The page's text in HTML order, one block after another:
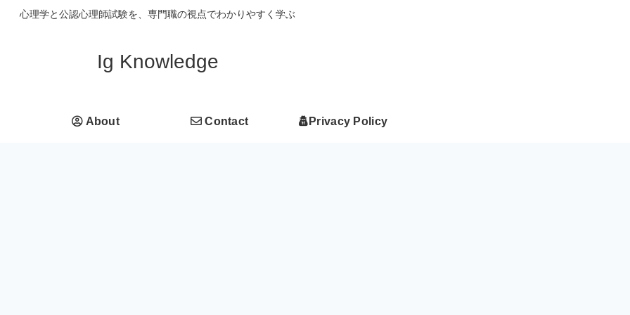
心理学と公認心理師試験を、専門職の視点でわかりやすく学ぶ
Ig Knowledge
About Contact Privacy Policy